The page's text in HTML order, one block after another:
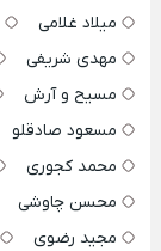
میلاد غلامی
مهدی شریفی
مسیح و آرش
مسعود صادقلو
محمد کجوری
محسن چاوشی
مجید رضوی